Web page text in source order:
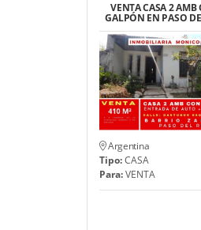
VENTA CASA 2 AMB
GALPÓN EN PASO
BARRIO
Argentina
Tipo:CASA
Para:VENTA